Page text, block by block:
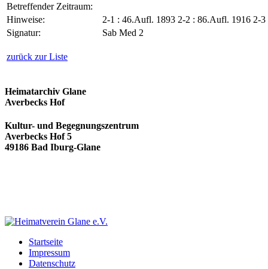
Betreffender Zeitraum:
Hinweise:
2-1 : 46.Aufl. 1893 2-2 : 86.Aufl. 1916 2-
Signatur:
Sab Med 2
zurück zur Liste
Heimatarchiv Glane
Averbecks Hof
Kultur- und Begegnungszentrum
Averbecks Hof 5
49186 Bad Iburg-Glane
Startseite
Impressum
Datenschutz